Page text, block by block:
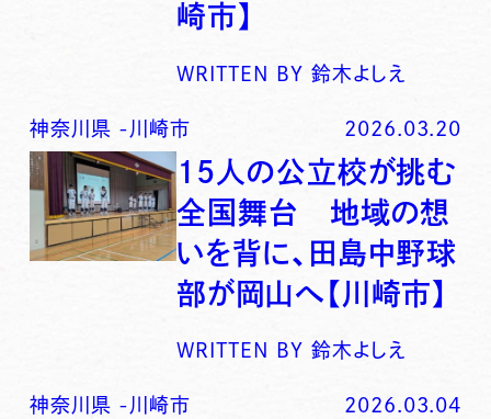
崎市】
WRITTEN BY 鈴木よしえ
神奈川県 - 川崎市 2026.03.20
15人の公立校が挑む
全国舞台 地域の想
いを背に、田島中野球
部が岡山へ【川崎市】
WRITTEN BY 鈴木よしえ
神奈川県 - 川崎市 2026.03.04